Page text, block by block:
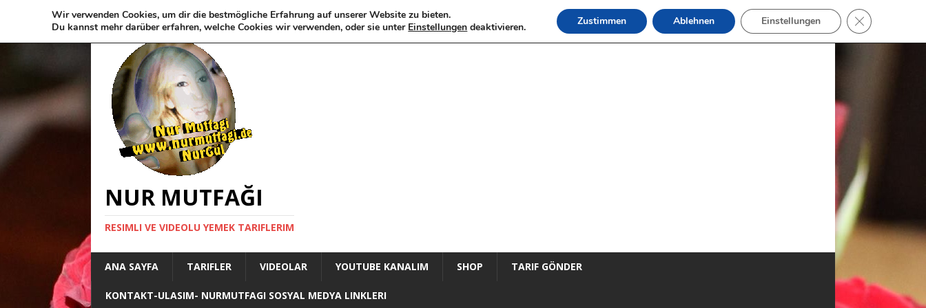
NUR MUTFAĞI
RESIMLI VE VIDEOLU YEMEK TARIFLERIM
ANA SAYFA TARIFLER VIDEOLAR YOUTUBE KANALIM SHOP TARIF GÖNDER
KONTAKT-ULASIM- NURMUTFAGI SOSYAL MEDYA LINKLERI
Wir verwenden Cookies, um dir die bestmögliche Erfahrung auf unserer Website zu bieten.
Du kannst mehr darüber erfahren, welche Cookies wir verwenden, oder sie unter Einstellungen deaktivieren. Zustimmen Ablehnen Einstellungen GDPR Cookie-